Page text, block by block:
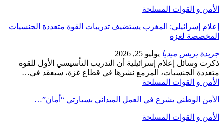
الأمن و القوات المسلحة
إعلام إسرائيلي: المغرب يستضيف تدريبات القوة متعددة الجنسيات
المخصصة لغزة
جريدة بريس ميديا يوليو 25, 2026
ذكرت وسائل إعلام إسرائيلية أن التدريب التأسيسي الأول للقوة
متعددة الجنسيات، المزمع نشرها في قطاع غزة، سيعقد في…
الأمن و القوات المسلحة
الأمن الوطني يشرع في العمل الميداني بسيارتي “أمان”…
الأمن و القوات المسلحة